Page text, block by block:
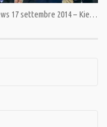
PTV News 17 settembre 2014 – Kiev: parlamentare nel cassonetto